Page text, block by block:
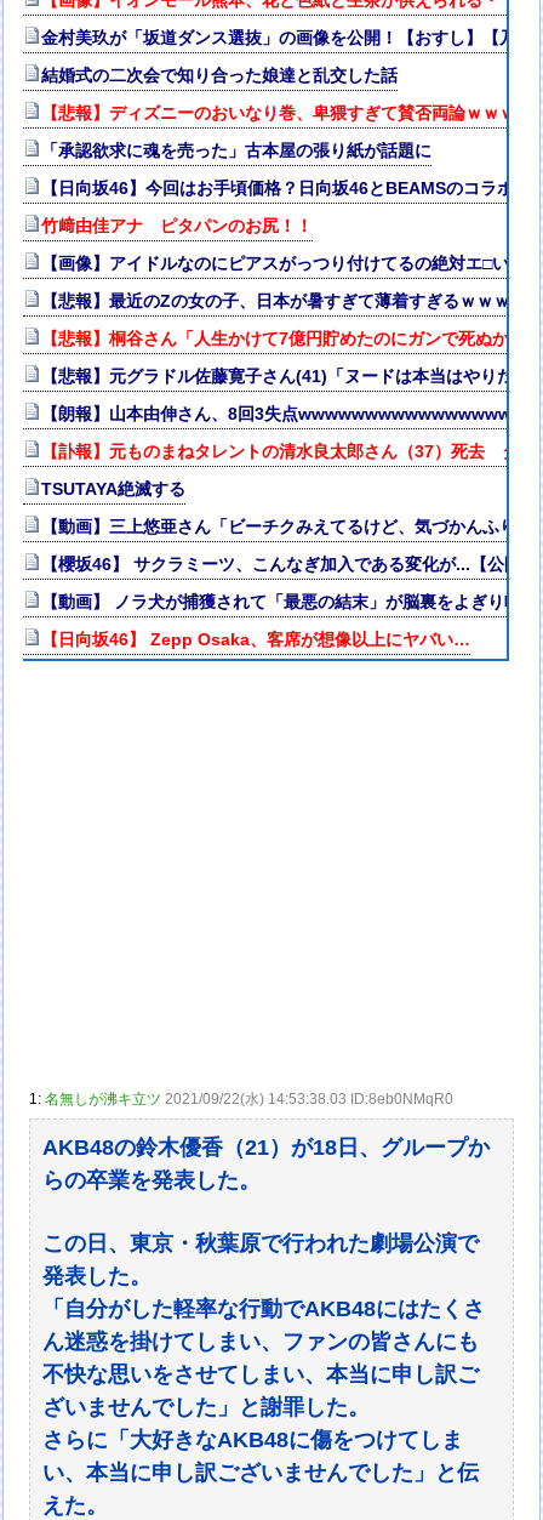
金村美玖が「坂道ダンス選抜」の画像を公開！【おすし】【乃木
結婚式の二次会で知り合った娘達と乱交した話
【悲報】ディズニーのおいなり巻、卑猥すぎて賛否両論ｗｗｗｗ
「承認欲求に魂を売った」古本屋の張り紙が話題に
【日向坂46】今回はお手頃価格？日向坂46とBEAMSのコラボが
竹﨑由佳アナ ピタパンのお尻！！
【画像】アイドルなのにピアスがっつり付けてるの絶対エ□いｗ
【悲報】最近のZの女の子、日本が暑すぎて薄着すぎるｗｗｗｗ
【悲報】桐谷さん「人生かけて7億円貯めたのにガンで死ぬかも
【悲報】元グラドル佐藤寛子さん(41)「ヌードは本当はやりたく
【朗報】山本由伸さん、8回3失点
【訃報】元ものまねタレントの清水良太郎さん（37）死去 タ
TSUTAYA絶滅する
【動画】三上悠亜さん「ビーチクみえてるけど、気づかんふりし
【櫻坂46】 サクラミーツ、こんなぎ加入である変化が...【公開
【動画】 ノラ犬が捕獲されて「最悪の結末」が脳裏をよぎり鳴
【日向坂46】 Zepp Osaka、客席が想像以上にヤバい…
1:名無しが沸キ立ツ 2021/09/22(水) 14:53:38.03 ID:8eb0NMqR0
AKB48の鈴木優香（21）が18日、グループか
らの卒業を発表した。
この日、東京・秋葉原で行われた劇場公演で
発表した。
「自分がした軽率な行動でAKB48にはたくさ
ん迷惑を掛けてしまい、ファンの皆さんにも
不快な思いをさせてしまい、本当に申し訳ご
ざいませんでした」と謝罪した。
さらに「大好きなAKB48に傷をつけてしま
い、本当に申し訳ございませんでした」と伝
えた。